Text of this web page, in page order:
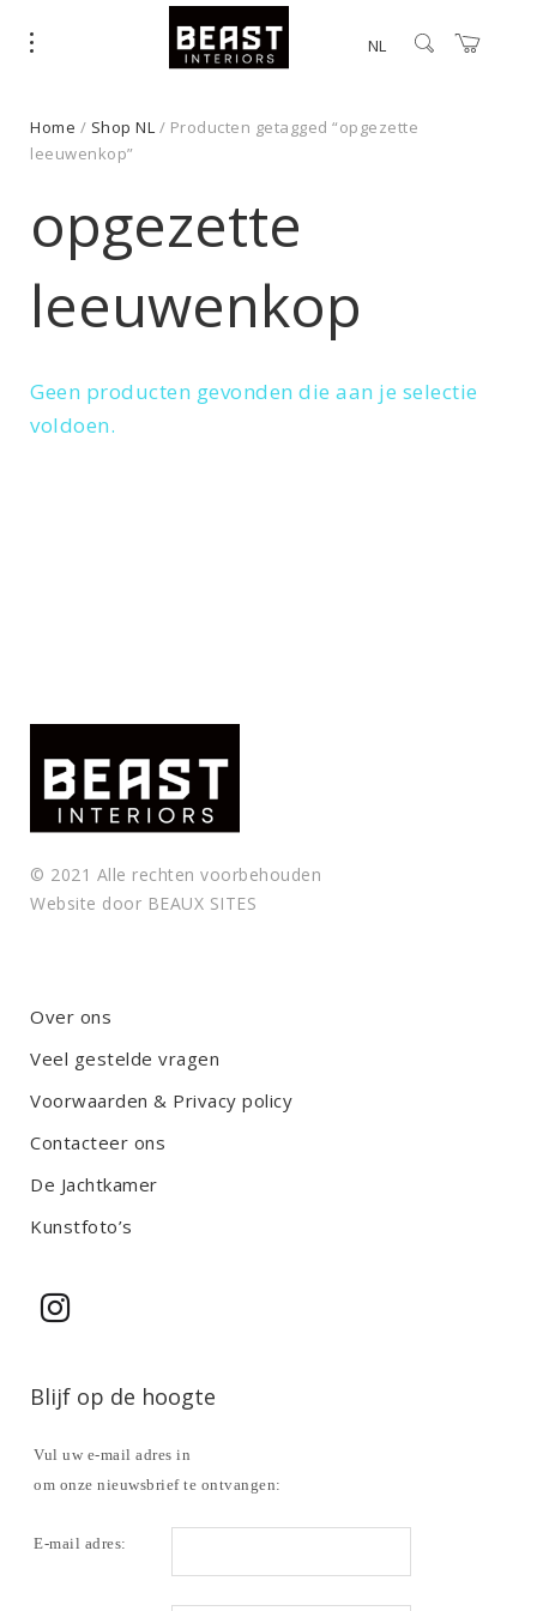
NL
Home / Shop NL / Producten getagged “opgezette
leeuwenkop”
opgezette
leeuwenkop
Geen producten gevonden die aan je selectie
voldoen.
© 2021 Alle rechten voorbehouden
Website door BEAUX SITES
Over ons
Veel gestelde vragen
Voorwaarden & Privacy policy
Contacteer ons
De Jachtkamer
Kunstfoto’s
Blijf op de hoogte
Vul uw e-mail adres in
om onze nieuwsbrief te ontvangen:
E-mail adres: